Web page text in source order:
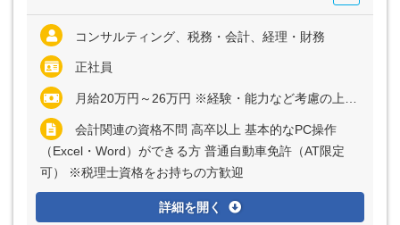
コンサルティング、税務・会計、経理・財務
正社員
月給20万円～26万円 ※経験・能力など考慮の上、決定いたします ※残業代は全額支給
会計関連の資格不問 高卒以上 基本的なPC操作
（Excel・Word）ができる方 普通自動車免許（AT限定
可） ※税理士資格をお持ちの方歓迎
詳細を開く